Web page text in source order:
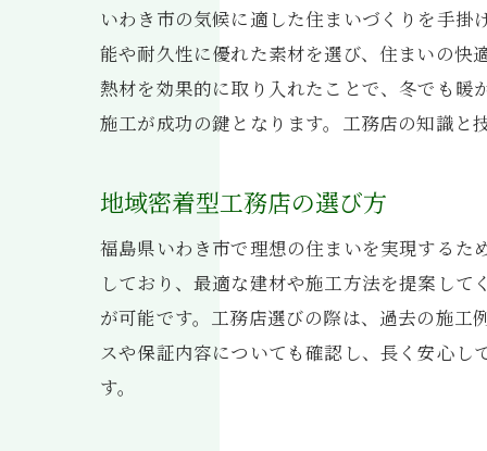
福
工
いわき市の気候に適した住まいづくりを手
能や耐久性に優れた素材を選び、住まいの快
熱材を効果的に取り入れたことで、冬でも
施工が成功の鍵となります。工務店の知識と
地域密着型工務店の選び方
福島県いわき市で理想の住まいを実現する
しており、最適な建材や施工方法を提案し
が可能です。工務店選びの際は、過去の施
スや保証内容についても確認し、長く安心
す。